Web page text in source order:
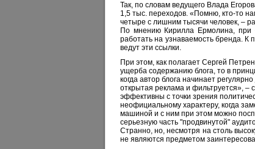
Так, по словам ведущего Влада
1,5 тыс. переходов. «Помню, кто-то
четыре с лишним тысячи человек, –
По мнению Кирилла Ермолина, при
работать на узнаваемость бренда. К
ведут эти ссылки.
При этом, как полагает Сергей
ущерба содержанию блога, то в
когда автор блога начинает
открытая реклама и фильтруется», –
эффективны с точки зрения
неофициальному характеру, когда
машиной и с ним при этом можно
серьезную часть "продвинутой"
Странно, но, несмотря на столь
не являются предметом